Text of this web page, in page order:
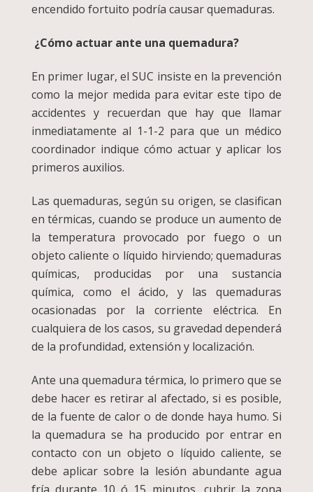
encendido fortuito podría causar quemaduras.
¿Cómo actuar ante una quemadura?
En primer lugar, el SUC insiste en la prevención
como la mejor medida para evitar este tipo de
accidentes y recuerdan que hay que llamar
inmediatamente al 1-1-2 para que un médico
coordinador indique cómo actuar y aplicar los
primeros auxilios.
Las quemaduras, según su origen, se clasifican
en térmicas, cuando se produce un aumento de
la temperatura provocado por fuego o un
objeto caliente o líquido hirviendo; quemaduras
químicas, producidas por una sustancia
química, como el ácido, y las quemaduras
ocasionadas por la corriente eléctrica. En
cualquiera de los casos, su gravedad dependerá
de la profundidad, extensión y localización.
Ante una quemadura térmica, lo primero que se
debe hacer es retirar al afectado, si es posible,
de la fuente de calor o de donde haya humo. Si
la quemadura se ha producido por entrar en
contacto con un objeto o líquido caliente, se
debe aplicar sobre la lesión abundante agua